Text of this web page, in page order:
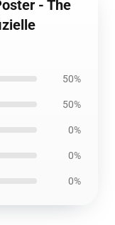
- The
50%
50%
0%
0%
0%